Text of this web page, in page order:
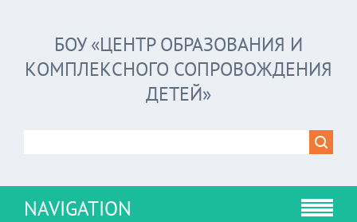
БОУ «ЦЕНТР ОБРАЗОВАНИЯ И
КОМПЛЕКСНОГО СОПРОВОЖДЕНИЯ
ДЕТЕЙ»
NAVIGATION